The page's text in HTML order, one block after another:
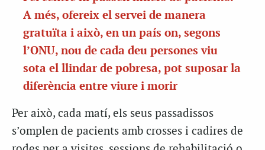
A més, ofereix el servei de manera
gratuïta i això, en un país on, segons
l’ONU, nou de cada deu persones viu
sota el llindar de pobresa, pot suposar la
diferència entre viure i morir
Per això, cada matí, els seus passadissos
s’omplen de pacients amb crosses i cadires de